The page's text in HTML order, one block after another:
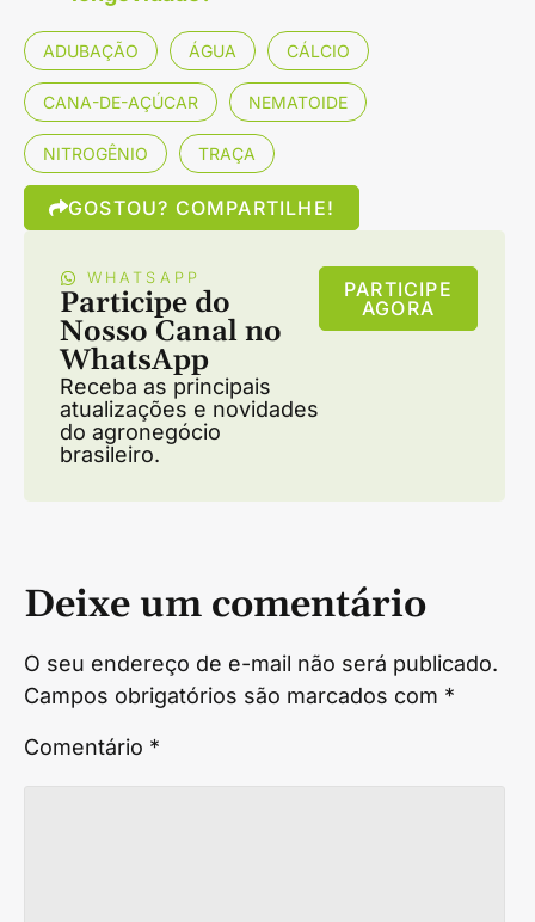
ADUBAÇÃO ÁGUA CÁLCIO
CANA-DE-AÇÚCAR NEMATOIDE
NITROGÊNIO TRAÇA
GOSTOU? COMPARTILHE!
WHATSAPP
Participe do
Nosso Canal no
WhatsApp
Receba as principais
atualizações e novidades
do agronegócio
brasileiro.
PARTICIPE
AGORA
Deixe um comentário
O seu endereço de e-mail não será publicado.
Campos obrigatórios são marcados com *
Comentário *